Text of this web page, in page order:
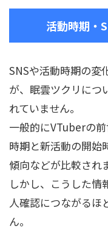
活動時期・
SNSや活動時期の変
が、眠雲ツクリにつ
れていません。
一般的にVTuberの
時期と新活動の開始
傾向などが比較され
しかし、こうした
人確認につながるほ
ん。